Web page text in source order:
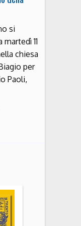
si
11
chiesa
per
Paoli,